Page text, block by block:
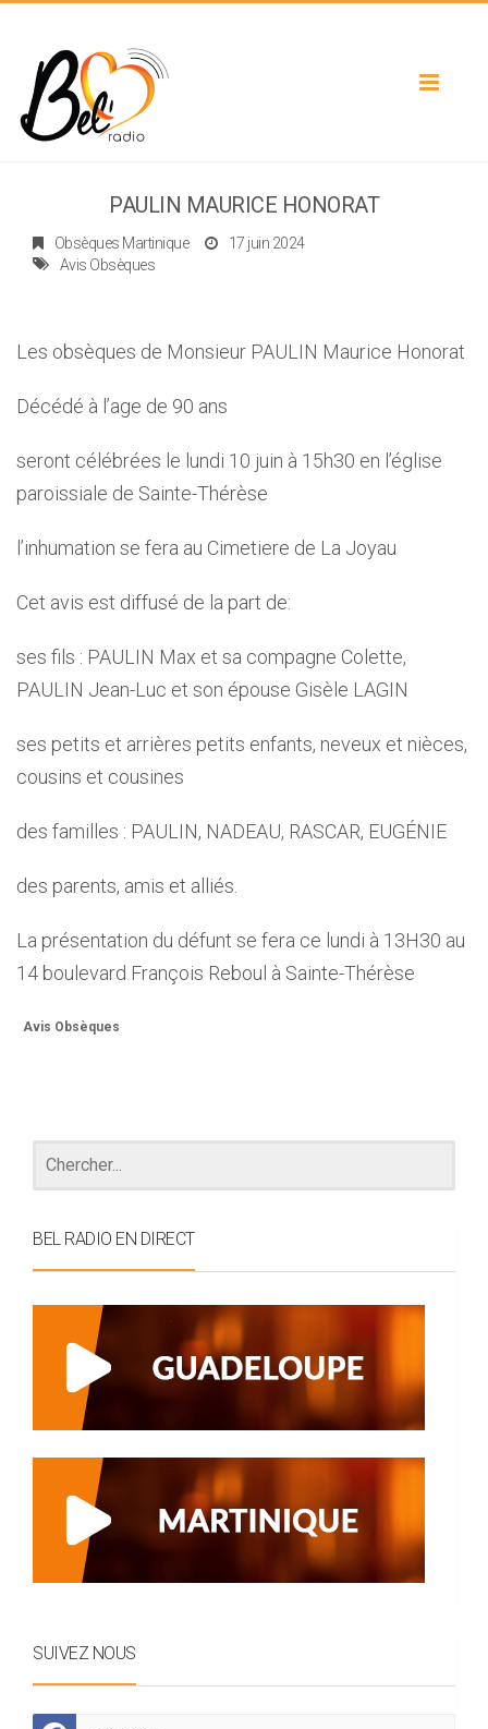
Toggle
PAULIN MAURICE HONORAT
Obsèques Martinique
17 juin 2024
Avis Obsèques
Les obsèques de Monsieur PAULIN Maurice Honorat
Décédé à l’age de 90 ans
seront célébrées le lundi 10 juin à 15h30 en l’église
paroissiale de Sainte-Thérèse
l’inhumation se fera au Cimetiere de La Joyau
Cet avis est diffusé de la part de:
ses fils : PAULIN Max et sa compagne Colette,
PAULIN Jean-Luc et son épouse Gisèle LAGIN
ses petits et arrières petits enfants, neveux et nièces,
cousins et cousines
des familles : PAULIN, NADEAU, RASCAR, EUGÉNIE
des parents, amis et alliés.
La présentation du défunt se fera ce lundi à 13H30 au
14 boulevard François Reboul à Sainte-Thérèse
Avis Obsèques
BEL RADIO EN DIRECT
SUIVEZ NOUS